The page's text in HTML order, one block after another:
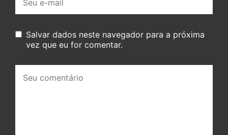
mail:
Salvar dados neste navegador para a próxima
vez que eu for comentar.
comentário: